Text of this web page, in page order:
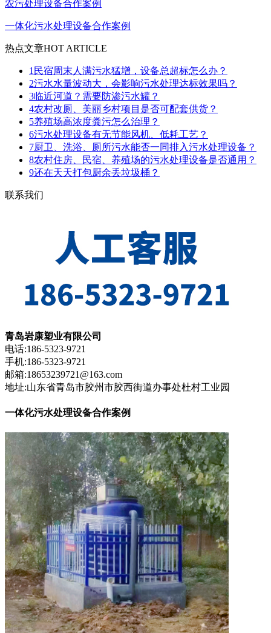
农污处理设备合作案例
一体化污水处理设备合作案例
热点文章HOT ARTICLE
1 民宿周末人满污水猛增，设备总超标怎么办？
2污水水量波动大，会影响污水处理达标效果吗？
3临近河道？需要防渗污水罐？
4农村改厕、美丽乡村项目是否可配套供货？
5养殖场高浓度粪污怎么治理？
6污水处理设备有无节能风机、低耗工艺？
7厨卫、洗浴、厕所污水能否一同排入污水处理设备？
8农村住房、民宿、养殖场的污水处理设备是否通用？
9还在天天打包厨余丢垃圾桶？
联系我们
青岛岩康塑业有限公司
电话:186-5323-9721
手机:186-5323-9721
邮箱:18653239721@163.com
地址:山东省青岛市胶州市胶西街道办事处杜村工业园
一体化污水处理设备合作案例